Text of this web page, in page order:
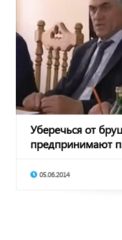
Уберечься от
предпринимают
05.06.2014